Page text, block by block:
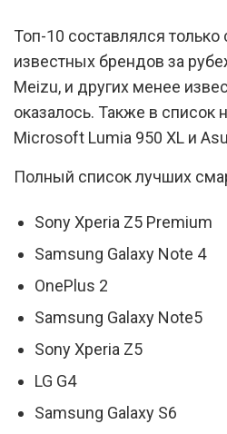
Топ-10 составлялся
известных брендов за
Meizu, и других менее
оказалось. Также в список
Microsoft Lumia 950 XL и
Полный список лучших
Sony Xperia Z5 Premium
Samsung Galaxy Note 4
OnePlus 2
Samsung Galaxy Note5
Sony Xperia Z5
LG G4
Samsung Galaxy S6